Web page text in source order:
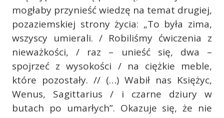
mogłaby przynieść wiedzę na temat drugiej,
pozaziemskiej strony życia: „To była zima,
wszyscy umierali. / Robiliśmy ćwiczenia z
nieważkości, / raz – unieść się, dwa –
spojrzeć z wysokości / na ciężkie meble,
które pozostały. // (…) Wabił nas Księżyc,
Wenus, Sagittarius / i czarne dziury w
butach po umarłych”. Okazuje się, że nie